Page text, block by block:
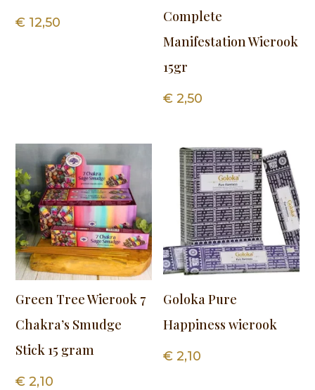
€ 12,50
Complete
Manifestation Wierook
15gr
€ 2,50
Green Tree Wierook 7
Chakra’s Smudge
Stick 15 gram
€ 2,10
Goloka Pure
Happiness wierook
€ 2,10